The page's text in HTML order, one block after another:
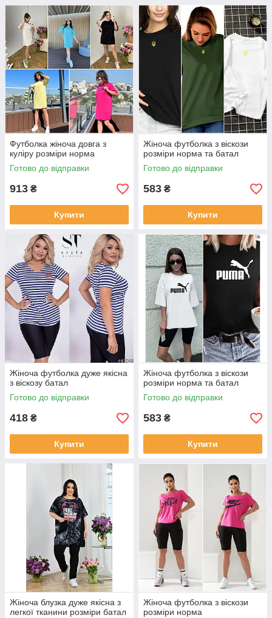
Футболка жіноча довга з
куліру розміри норма
Готово до відправки
913 ₴
Купити
Жіноча футболка з віскози
розміри норма та батал
Готово до відправки
583 ₴
Купити
Жіноча футболка дуже якісна
з віскозу батал
Готово до відправки
418 ₴
Купити
Жіноча футболка з віскози
розміри норма та батал
Готово до відправки
583 ₴
Купити
Жіноча блузка дуже якісна з
легкої тканини розміри батал
Жіноча футболка з віскози
розміри норма